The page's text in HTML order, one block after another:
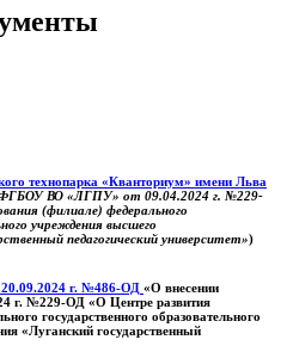
технопарка «Кванториум» имени Льва
ФГБОУ ВО «ЛГПУ» от 09.04.2024 г. №229-
(филиале) федерального
учреждения высшего
педагогический университет»)
г. №486-ОД «О внесении
г. №229-ОД «О Центре развития
государственного образовательного
«Луганский государственный